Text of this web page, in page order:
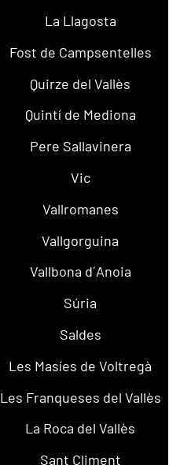
La Llagosta
Fost de Campsentelles
Quirze del Vallès
Quintí de Mediona
Pere Sallavinera
Vic
Vallromanes
Vallgorguina
Vallbona d´Anoia
Súria
Saldes
Les Masíes de Voltregà
Les Franqueses del Vallès
La Roca del Vallès
Sant Climent